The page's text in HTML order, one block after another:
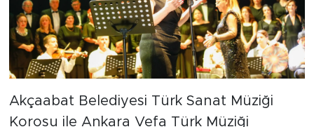
Akçaabat Belediyesi Türk Sanat Müziği
Korosu ile Ankara Vefa Türk Müziği